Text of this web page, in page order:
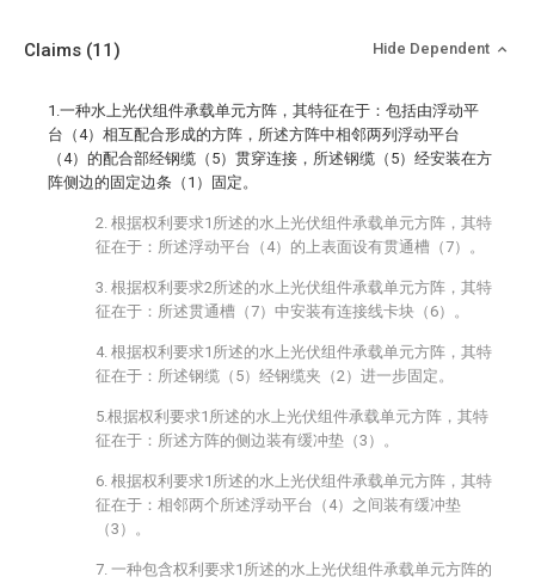
Claims (11) Hide Dependent
1.一种水上光伏组件承载单元方阵，其特征在于：包括由浮动平
台（4）相互配合形成的方阵，所述方阵中相邻两列浮动平台
（4）的配合部经钢缆（5）贯穿连接，所述钢缆（5）经安装在方
阵侧边的固定边条（1）固定。
2. 根据权利要求1所述的水上光伏组件承载单元方阵，其特
征在于：所述浮动平台（4）的上表面设有贯通槽（7）。
3. 根据权利要求2所述的水上光伏组件承载单元方阵，其特
征在于：所述贯通槽（7）中安装有连接线卡块（6）。
4. 根据权利要求1所述的水上光伏组件承载单元方阵，其特
征在于：所述钢缆（5）经钢缆夹（2）进一步固定。
5.根据权利要求1所述的水上光伏组件承载单元方阵，其特
征在于：所述方阵的侧边装有缓冲垫（3）。
6. 根据权利要求1所述的水上光伏组件承载单元方阵，其特
征在于：相邻两个所述浮动平台（4）之间装有缓冲垫
（3）。
7. 一种包含权利要求1所述的水上光伏组件承载单元方阵的